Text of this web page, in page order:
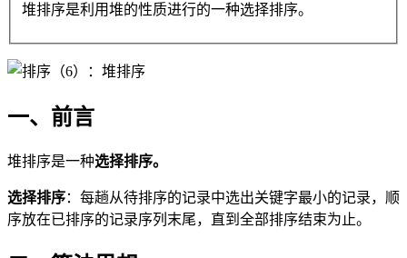
堆排序是利用堆的性质进行的一种选择排序。
一、前言
堆排序是一种选择排序。
选择排序：每趟从待排序的记录中选出关键字最小的记录，顺
序放在已排序的记录序列末尾，直到全部排序结束为止。